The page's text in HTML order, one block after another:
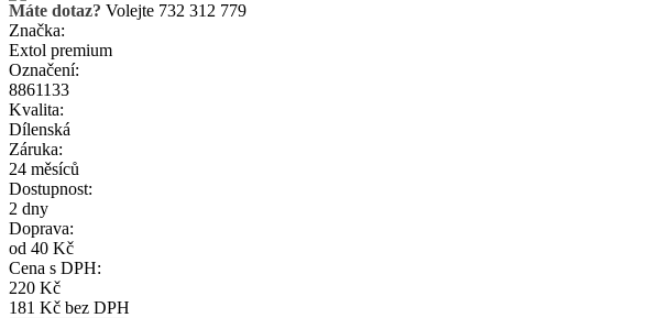
Máte dotaz? Volejte 732 312 779
Značka:
Extol premium
Označení:
8861133
Kvalita:
Dílenská
Záruka:
24 měsíců
Dostupnost:
2 dny
Doprava:
od 40 Kč
Cena s DPH:
220 Kč
181 Kč bez DPH